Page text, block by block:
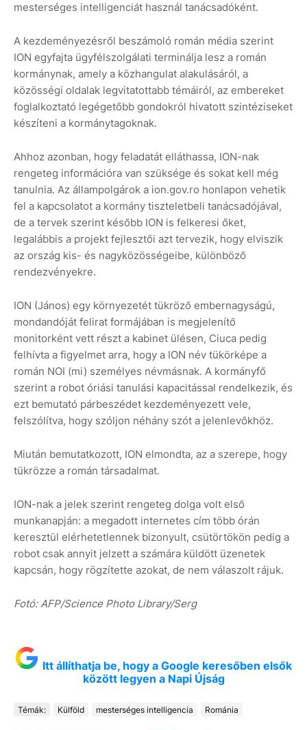
mesterséges intelligenciát használ tanácsadóként.
A kezdeményezésről beszámoló román média szerint
ION egyfajta ügyfélszolgálati terminálja lesz a román
kormánynak, amely a közhangulat alakulásáról, a
közösségi oldalak legvitatottabb témáiról, az embereket
foglalkoztató legégetőbb gondokról hivatott szintéziseket
készíteni a kormánytagoknak.
Ahhoz azonban, hogy feladatát elláthassa, ION-nak
rengeteg információra van szüksége és sokat kell még
tanulnia. Az állampolgárok a ion.gov.ro honlapon vehetik
fel a kapcsolatot a kormány tiszteletbeli tanácsadójával,
de a tervek szerint később ION is felkeresi őket,
legalábbis a projekt fejlesztői azt tervezik, hogy elviszik
az ország kis- és nagyközösségeibe, különböző
rendezvényekre.
ION (János) egy környezetét tükröző embernagyságú,
mondandóját felirat formájában is megjelenítő
monitorként vett részt a kabinet ülésen, Ciuca pedig
felhívta a figyelmet arra, hogy a ION név tükörképe a
román NOI (mi) személyes névmásnak. A kormányfő
szerint a robot óriási tanulási kapacitással rendelkezik, és
ezt bemutató párbeszédet kezdeményezett vele,
felszólítva, hogy szóljon néhány szót a jelenlevőkhöz.
Miután bemutatkozott, ION elmondta, az a szerepe, hogy
tükrözze a román társadalmat.
ION-nak a jelek szerint rengeteg dolga volt első
munkanapján: a megadott internetes cím több órán
keresztül elérhetetlennek bizonyult, csütörtökön pedig a
robot csak annyit jelzett a számára küldött üzenetek
kapcsán, hogy rögzítette azokat, de nem válaszolt rájuk.
Fotó: AFP/Science Photo Library/Serg
Itt állíthatja be, hogy a Google keresőben elsők
között legyen a Napi Újság
Témák: Külföld mesterséges intelligencia Románia